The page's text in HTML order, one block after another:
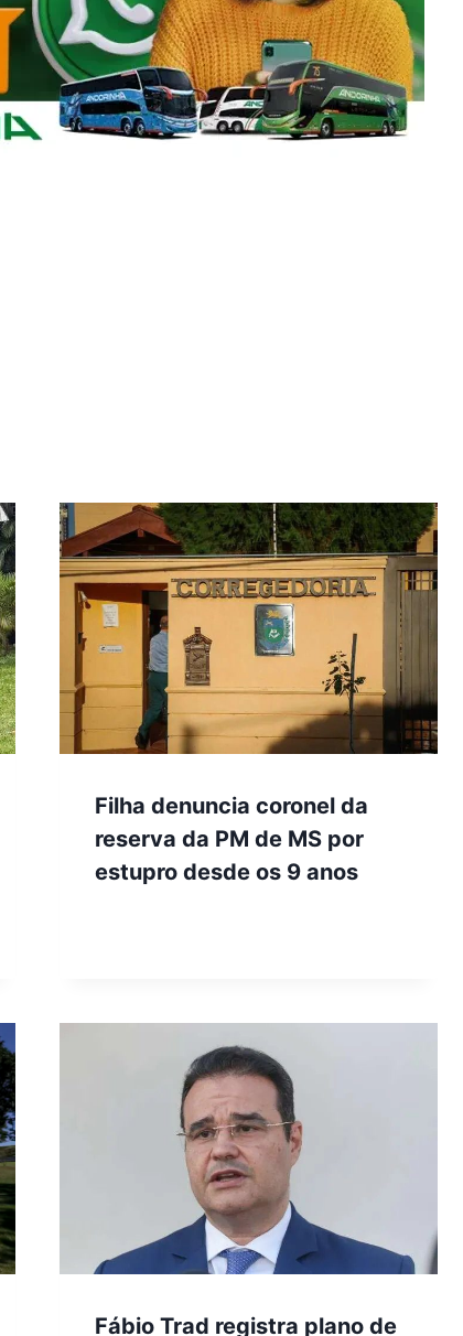
Filha denuncia coronel da
reserva da PM de MS por
estupro desde os 9 anos
Fábio Trad registra plano de